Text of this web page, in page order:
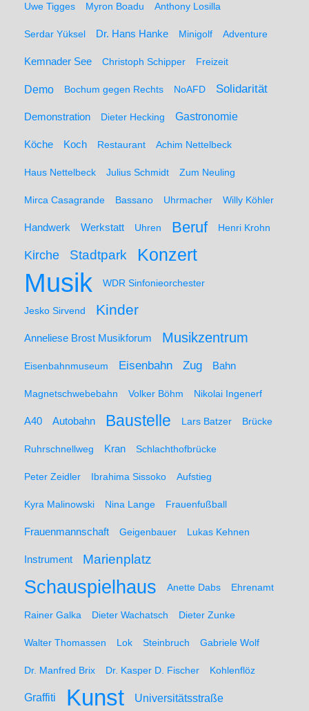
Uwe Tigges Myron Boadu Anthony Losilla
Serdar Yüksel Dr. Hans Hanke Minigolf Adventure
Kemnader See Christoph Schipper Freizeit
Demo Bochum gegen Rechts NoAFD Solidarität
Demonstration Dieter Hecking Gastronomie
Köche Koch Restaurant Achim Nettelbeck
Haus Nettelbeck Julius Schmidt Zum Neuling
Mirca Casagrande Bassano Uhrmacher Willy Köhler
Handwerk Werkstatt Uhren Beruf Henri Krohn
Kirche Stadtpark Konzert
Musik WDR Sinfonieorchester
Jesko Sirvend Kinder
Anneliese Brost Musikforum Musikzentrum
Eisenbahnmuseum Eisenbahn Zug Bahn
Magnetschwebebahn Volker Böhm Nikolai Ingenerf
A40 Autobahn Baustelle Lars Batzer Brücke
Ruhrschnellweg Kran Schlachthofbrücke
Peter Zeidler Ibrahima Sissoko Aufstieg
Kyra Malinowski Nina Lange Frauenfußball
Frauenmannschaft Geigenbauer Lukas Kehnen
Instrument Marienplatz
Schauspielhaus Anette Dabs Ehrenamt
Rainer Galka Dieter Wachatsch Dieter Zunke
Walter Thomassen Lok Steinbruch Gabriele Wolf
Dr. Manfred Brix Dr. Kasper D. Fischer Kohlenflöz
Graffiti Kunst Universitätsstraße